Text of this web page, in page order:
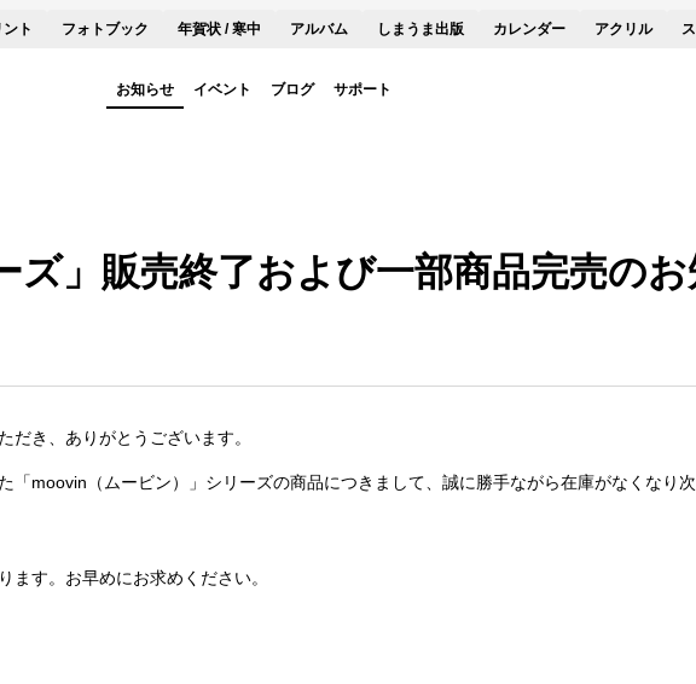
ント フォトブック 年賀状 / 寒中 アルバム しまうま出版 カレンダー アクリル
お知らせ イベント ブログ サポート
ズ」販売終了および一部商品完売の
だき、ありがとうございます。
「moovin（ムービン）」シリーズの商品につきまして、誠に勝手ながら在庫がなくなり
ます。お早めにお求めください。